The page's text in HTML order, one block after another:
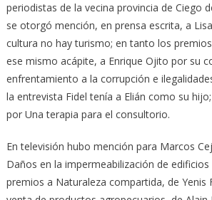
periodistas de la vecina provincia de Ciego
se otorgó mención, en prensa escrita, a
cultura no hay turismo; en tanto los
ese mismo acápite, a Enrique Ojito por su
enfrentamiento a la corrupción e
la entrevista Fidel tenía a Elián como su
por Una terapia para el consultorio.
En televisión hubo mención para Marcos
Daños en la impermeabilización de edificios
premios a Naturaleza compartida, de Yenis